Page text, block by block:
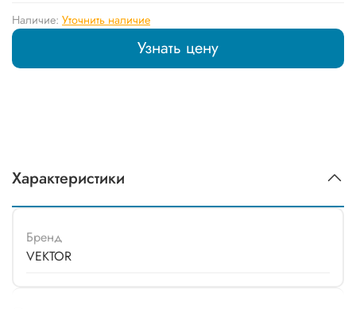
Наличие: Уточнить наличие
Узнать цену
Характеристики
Бренд
VEKTOR